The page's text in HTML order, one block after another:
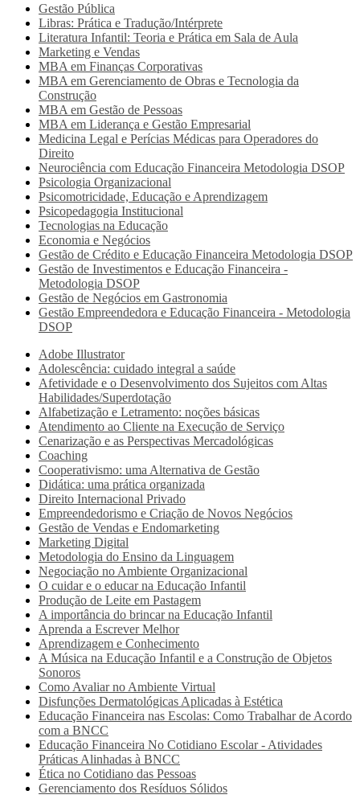
Gestão Pública
Libras: Prática e Tradução/Intérprete
Literatura Infantil: Teoria e Prática em Sala de Aula
Marketing e Vendas
MBA em Finanças Corporativas
MBA em Gerenciamento de Obras e Tecnologia da
Construção
MBA em Gestão de Pessoas
MBA em Liderança e Gestão Empresarial
Medicina Legal e Perícias Médicas para Operadores do
Direito
Neurociência com Educação Financeira Metodologia DSOP
Psicologia Organizacional
Psicomotricidade, Educação e Aprendizagem
Psicopedagogia Institucional
Tecnologias na Educação
Economia e Negócios
Gestão de Crédito e Educação Financeira Metodologia DSOP
Gestão de Investimentos e Educação Financeira -
Metodologia DSOP
Gestão de Negócios em Gastronomia
Gestão Empreendedora e Educação Financeira - Metodologia
DSOP
Adobe Illustrator
Adolescência: cuidado integral a saúde
Afetividade e o Desenvolvimento dos Sujeitos com Altas
Habilidades/Superdotação
Alfabetização e Letramento: noções básicas
Atendimento ao Cliente na Execução de Serviço
Cenarização e as Perspectivas Mercadológicas
Coaching
Cooperativismo: uma Alternativa de Gestão
Didática: uma prática organizada
Direito Internacional Privado
Empreendedorismo e Criação de Novos Negócios
Gestão de Vendas e Endomarketing
Marketing Digital
Metodologia do Ensino da Linguagem
Negociação no Ambiente Organizacional
O cuidar e o educar na Educação Infantil
Produção de Leite em Pastagem
A importância do brincar na Educação Infantil
Aprenda a Escrever Melhor
Aprendizagem e Conhecimento
A Música na Educação Infantil e a Construção de Objetos
Sonoros
Como Avaliar no Ambiente Virtual
Disfunções Dermatológicas Aplicadas à Estética
Educação Financeira nas Escolas: Como Trabalhar de Acordo
com a BNCC
Educação Financeira No Cotidiano Escolar - Atividades
Práticas Alinhadas à BNCC
Ética no Cotidiano das Pessoas
Gerenciamento dos Resíduos Sólidos